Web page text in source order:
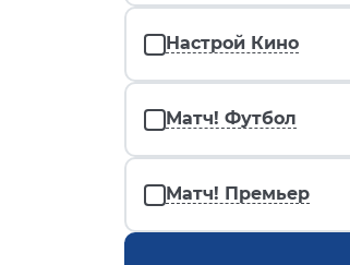
Настрой Кино
Матч! Футбол
Матч! Премьер